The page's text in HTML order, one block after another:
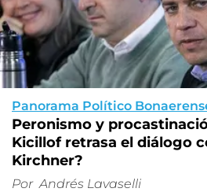
Panorama Político
Peronismo y
Kicillof retrasa el diálogo
Kirchner?
Por Andrés Lavaselli